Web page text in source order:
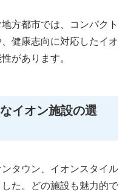
方都市では、コンパクト
健康志向に対応したイオ
があります。
イオン施設の選
タウン、イオンスタイル
た。どの施設も魅力的で